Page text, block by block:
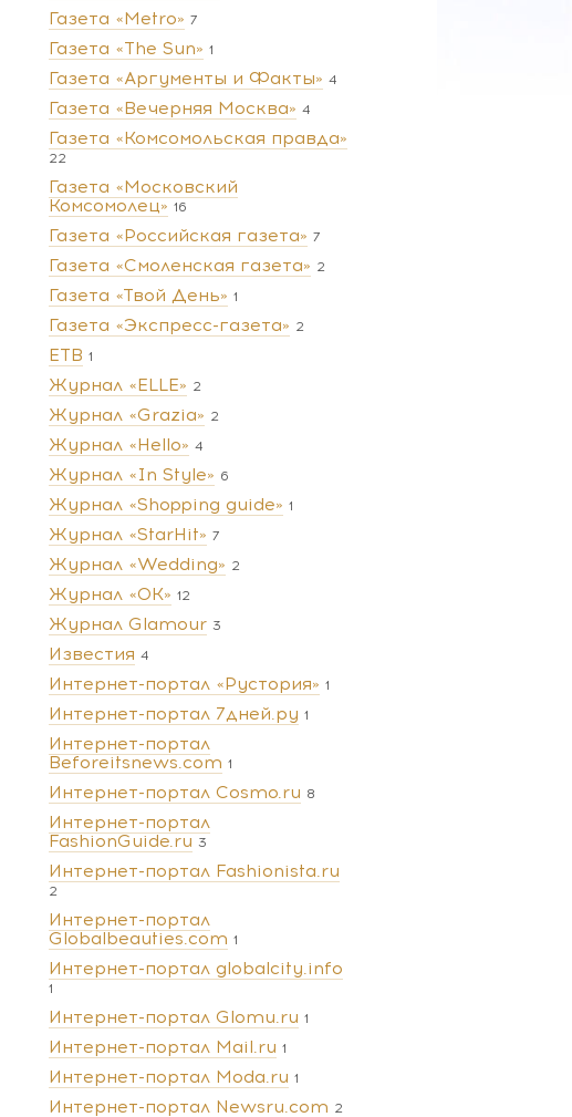
Газета «Metro» 7
Газета «The Sun» 1
Газета «Аргументы и Факты» 4
Газета «Вечерняя Москва» 4
Газета «Комсомольская правда»
22
Газета «Московский
Комсомолец» 16
Газета «Российская газета» 7
Газета «Смоленская газета» 2
Газета «Твой День» 1
Газета «Экспресс-газета» 2
ЕТВ 1
Журнал «ELLE» 2
Журнал «Grazia» 2
Журнал «Hello» 4
Журнал «In Style» 6
Журнал «Shopping guide» 1
Журнал «StarHit» 7
Журнал «Wedding» 2
Журнал «ОК» 12
Журнал Glamour 3
Известия 4
Интернет-портал «Рустория» 1
Интернет-портал 7дней.ру 1
Интернет-портал
Beforeitsnews.com 1
Интернет-портал Cosmo.ru 8
Интернет-портал
FashionGuide.ru 3
Интернет-портал Fashionista.ru
2
Интернет-портал
Globalbeauties.com 1
Интернет-портал globalcity.info
1
Интернет-портал Glomu.ru 1
Интернет-портал Mail.ru 1
Интернет-портал Moda.ru 1
Интернет-портал Newsru.com 2